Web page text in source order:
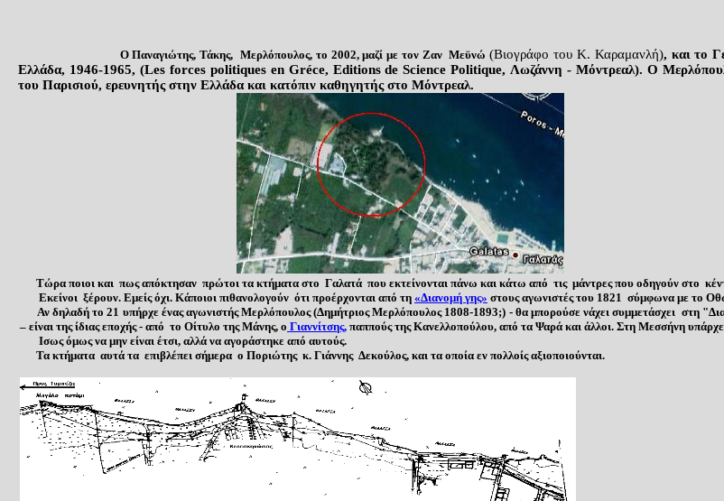
Ο Παναγιώτης, Τάκης, Μερλόπουλος,το 2002,μαζί με τον ΖανΜεϋνώ (Βιογράφο του Κ. Καραμανλή), και το
Ελλάδα, 1946-1965, (Les forces politiques en Gréce, Editions de Science Politique, Λωζάννη - Μόντρεαλ). Ο
του Παρισιού, ερευνητής στην Ελλάδα και κατόπιν καθηγητής στο Μόντρεαλ.
Τώρα ποιοι και πως απόκτησαν πρώτοι τα κτήματα στο Γαλατά που εκτείνονται πάνω και κάτω από τις μάντρες που οδηγούν στο
Εκείνοι ξέρουν. Εμείς όχι. Κάποιοι πιθανολογούν ότι προέρχονται από τη «Διανομή γης» στους αγωνιστές του 1821 σύμφωνα με το
Ανδηλαδή το 21 υπήρχε ένας αγωνιστής Μερλόπουλος(Δημήτριος Μερλόπουλος 1808-1893;) - θα μπορούσε νάχει συμμετάσχει στη "
– είναι της ίδιας εποχής - από το Οίτυλο της Μάνης, ο Γιαννίτσης, παππούς της Κανελλοπούλου, από τα Ψαρά και άλλοι. Στη Μεσσήνη
Ισως όμως να μην είναι έτσι, αλλά να αγοράστηκε από αυτούς.
Τα κτήματα αυτά τα επιβλέπει σήμερα ο Ποριώτης κ. Γιάννης Δεκούλος, και τα οποία εν πολλοίς αξιοποιούνται.